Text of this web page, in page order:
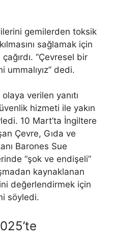
gemilerden toksik
sağlamak için
“Çevresel bir
dedi.
verilen yanıtı
hizmeti ile yakın
10 Mart’ta İngiltere
Çevre, Gıda ve
Barones Sue
“şok ve endişeli”
kaynaklanan
değerlendirmek için
söyledi.